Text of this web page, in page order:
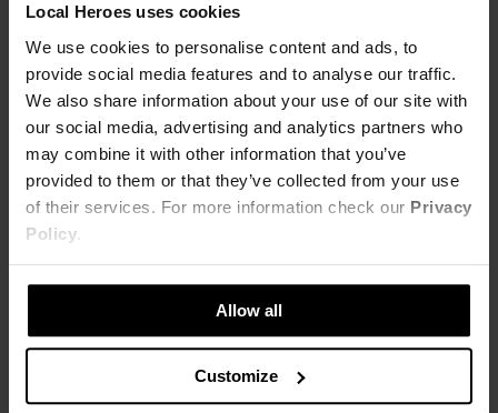
Local Heroes uses cookies
We use cookies to personalise content and ads, to
provide social media features and to analyse our traffic.
We also share information about your use of our site with
our social media, advertising and analytics partners who
may combine it with other information that you’ve
provided to them or that they’ve collected from your use
of their services. For more information check our Privacy
Policy.
Allow all
Customize
CIEMNOSZARA BLUZA LH GRUNGE
119,00 zł
299,00 zł -60%
Najniższa cena z 30 dni przed obniżką
119,00 zł
299,00 zł -60%
Najniższa cena z 30 dni przed obniżką